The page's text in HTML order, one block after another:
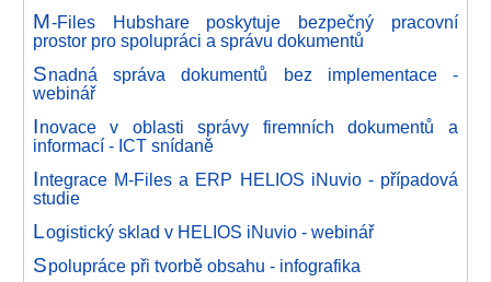
M-Files Hubshare poskytuje bezpečný pracovní
prostor pro spolupráci a správu dokumentů
Snadná správa dokumentů bez implementace -
webinář
Inovace v oblasti správy firemních dokumentů a
informací - ICT snídaně
Integrace M-Files a ERP HELIOS iNuvio - případová
studie
Logistický sklad v HELIOS iNuvio - webinář
Spolupráce při tvorbě obsahu - infografika